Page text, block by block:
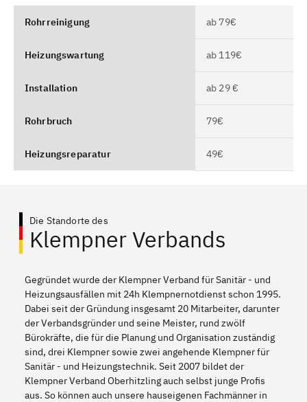
Rohrreinigung ab 79€
Heizungswartung ab 119€
Installation ab 29 €
Rohrbruch 79€
Heizungsreparatur 49€
Die Standorte des
Klempner Verbands
Gegründet wurde der Klempner Verband für Sanitär - und
Heizungsausfällen mit 24h Klempnernotdienst schon 1995.
Dabei seit der Gründung insgesamt 20 Mitarbeiter, darunter
der Verbandsgründer und seine Meister, rund zwölf
Bürokräfte, die für die Planung und Organisation zuständig
sind, drei Klempner sowie zwei angehende Klempner für
Sanitär - und Heizungstechnik. Seit 2007 bildet der
Klempner Verband Oberhitzling auch selbst junge Profis
aus. So können auch unsere hauseigenen Fachmänner in